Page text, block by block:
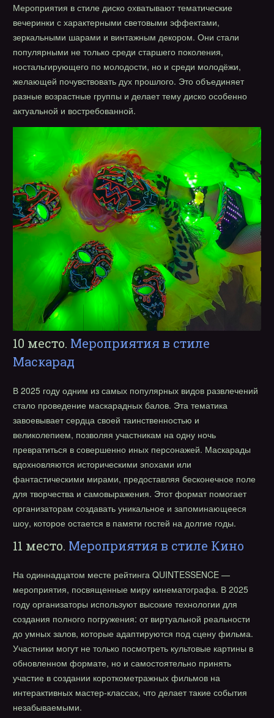
Мероприятия в стиле диско охватывают тематические
вечеринки с характерными световыми эффектами,
зеркальными шарами и винтажным декором. Они стали
популярными не только среди старшего поколения,
ностальгирующего по молодости, но и среди молодёжи,
желающей почувствовать дух прошлого. Это объединяет
разные возрастные группы и делает тему диско особенно
актуальной и востребованной.
10 место. Мероприятия в стиле
Маскарад
В 2025 году одним из самых популярных видов развлечений
стало проведение маскарадных балов. Эта тематика
завоевывает сердца своей таинственностью и
великолепием, позволяя участникам на одну ночь
превратиться в совершенно иных персонажей. Маскарады
вдохновляются историческими эпохами или
фантастическими мирами, предоставляя бесконечное поле
для творчества и самовыражения. Этот формат помогает
организаторам создавать уникальное и запоминающееся
шоу, которое остается в памяти гостей на долгие годы.
11 место. Мероприятия в стиле Кино
На одиннадцатом месте рейтинга QUINTESSENCE —
мероприятия, посвященные миру кинематографа. В 2025
году организаторы используют высокие технологии для
создания полного погружения: от виртуальной реальности
до умных залов, которые адаптируются под сцену фильма.
Участники могут не только посмотреть культовые картины в
обновленном формате, но и самостоятельно принять
участие в создании короткометражных фильмов на
интерактивных мастер-классах, что делает такие события
незабываемыми.